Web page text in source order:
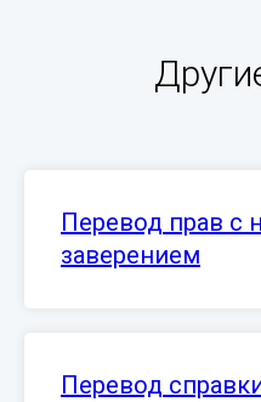
Перевод прав с
заверением
Перевод